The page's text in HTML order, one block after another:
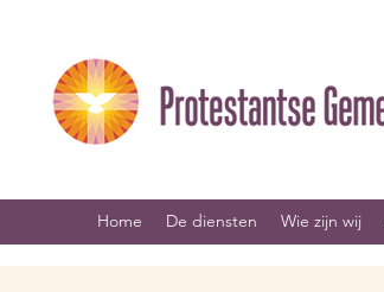
Home De diensten Wie zijn wij